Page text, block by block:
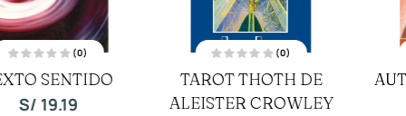
a
l
o
r
TAROT THOTH DE
ALEISTER CROWLEY
a
l
o
r
AUTOBIOGRAFIA DE
UN YOGUI